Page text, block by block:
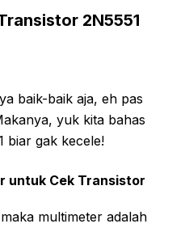
2N5551
baik-baik aja, eh pas
yuk kita bahas
biar gak kecele!
untuk Cek Transistor
multimeter adalah